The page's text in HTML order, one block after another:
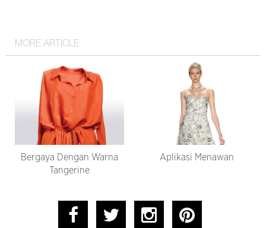
MORE ARTICLE
Bergaya Dengan Warna
Tangerine
Aplikasi Menawan